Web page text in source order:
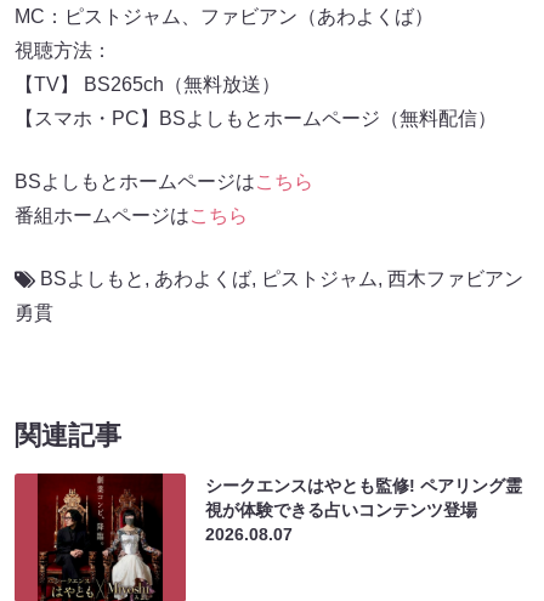
MC：ピストジャム、ファビアン（あわよくば）
視聴方法：
【TV】 BS265ch（無料放送）
【スマホ・PC】BSよしもとホームページ（無料配信）
BSよしもとホームページはこちら
番組ホームページはこちら
BSよしもと , あわよくば, ピストジャム, 西木ファビアン
勇貫
関連記事
シークエンスはやとも監修! ペアリング霊
視が体験できる占いコンテンツ登場
2026.08.07